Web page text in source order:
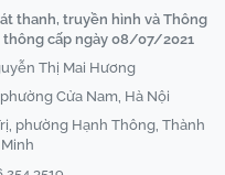
thanh, truyền hình và Thông
thông cấp ngày 08/07/2021
Thị Mai Hương
Cửa Nam, Hà Nội
phường Hạnh Thông, Thành